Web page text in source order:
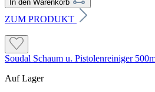
In den Warenkorb
ZUM PRODUKT
Soudal Schaum u. Pistolenreiniger
Auf Lager